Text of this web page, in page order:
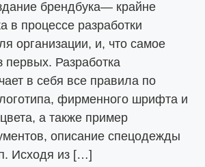
брендбука— крайне
в процессе разработки
организации, и, что самое
первых. Разработка
в себя все правила по
фирменного шрифта и
а также пример
описание спецодежды
Исходя из […]